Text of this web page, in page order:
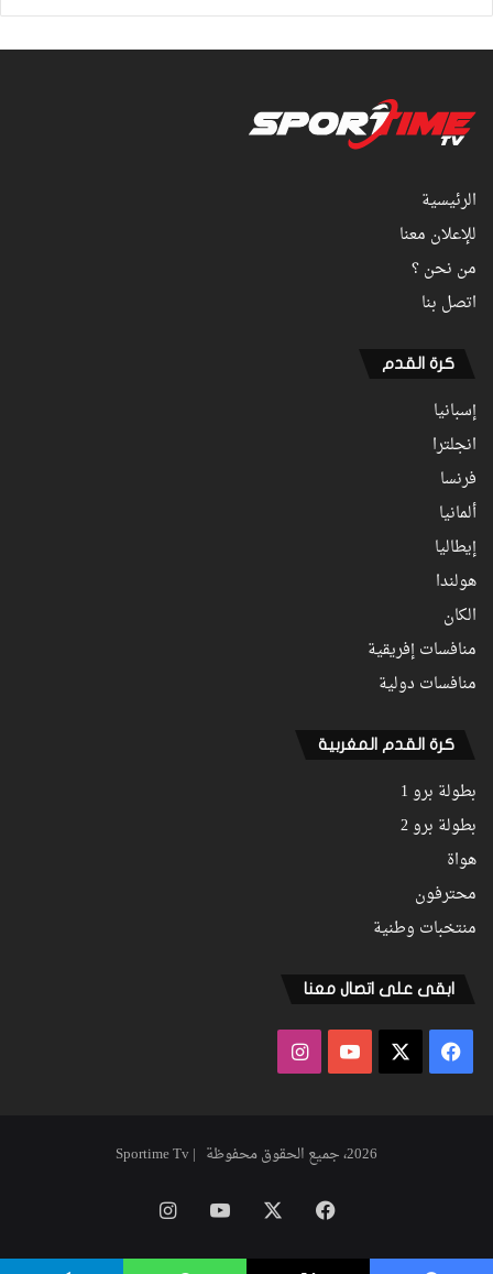
الرئيسية
للإعلان معنا
من نحن ؟
اتصل بنا
كرة القدم
إسبانيا
انجلترا
فرنسا
ألمانيا
إيطاليا
هولندا
الكان
منافسات إفريقية
منافسات دولية
كرة القدم المغربية
بطولة برو 1
بطولة برو 2
هواة
محترفون
منتخبات وطنية
ابقى على اتصال معنا
فيسبوك ‫YouTubeانستقرام
2026، جميع الحقوق محفوظة | Sportime Tv
فيسبوك ‫YouTubeانستقرام